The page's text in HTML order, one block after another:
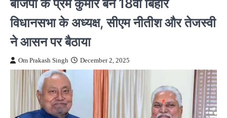
विधानसभा के अध्यक्ष, सीएम नीतीश और तेजस्वी
ने आसन पर बैठाया
Om Prakash Singh December 2, 2025